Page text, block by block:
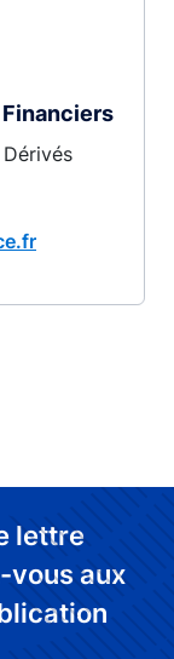
lettre
vous aux